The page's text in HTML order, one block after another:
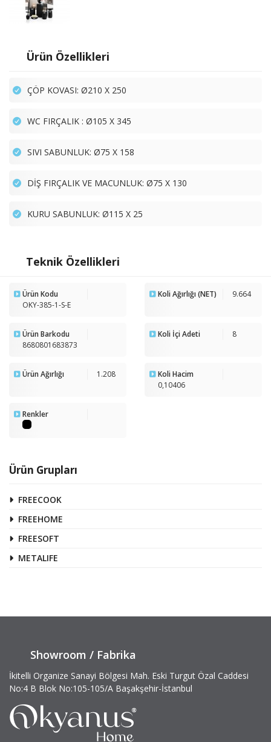
Ürün Grupları
FREECOOK
FREEHOME
FREESOFT
METALIFE
Ürün Özellikleri
ÇÖP KOVASI: Ø210 X 250
WC FIRÇALIK : Ø105 X 345
SIVI SABUNLUK: Ø75 X 158
DİŞ FIRÇALIK VE MACUNLUK: Ø75 X 130
KURU SABUNLUK: Ø115 X 25
Teknik Özellikleri
Ürün Kodu
OKY-385-1-S-E
Koli Ağırlığı (NET) 9.664
Ürün Barkodu
8680801683873
Koli İçi Adeti 8
Ürün Ağırlığı 1.208
Koli Hacim
0,10406
Renkler
Showroom / Fabrika
İkitelli Organize Sanayi Bölgesi Mah. Eski Turgut Özal Caddesi
No:4 B Blok No:105-105/A Başakşehir-İstanbul